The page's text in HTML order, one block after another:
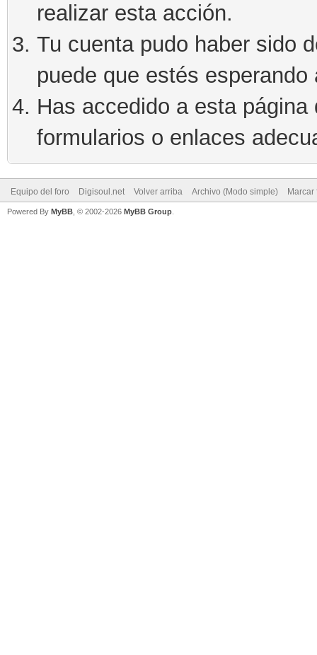
realizar esta acción.
Tu cuenta pudo haber sido
puede que estés esperando
Has accedido a esta
formularios o enlaces
Equipo del foro Digisoul.net Volver arriba Archivo (Modo simple)
Powered By MyBB , © 2002-2026 MyBB Group